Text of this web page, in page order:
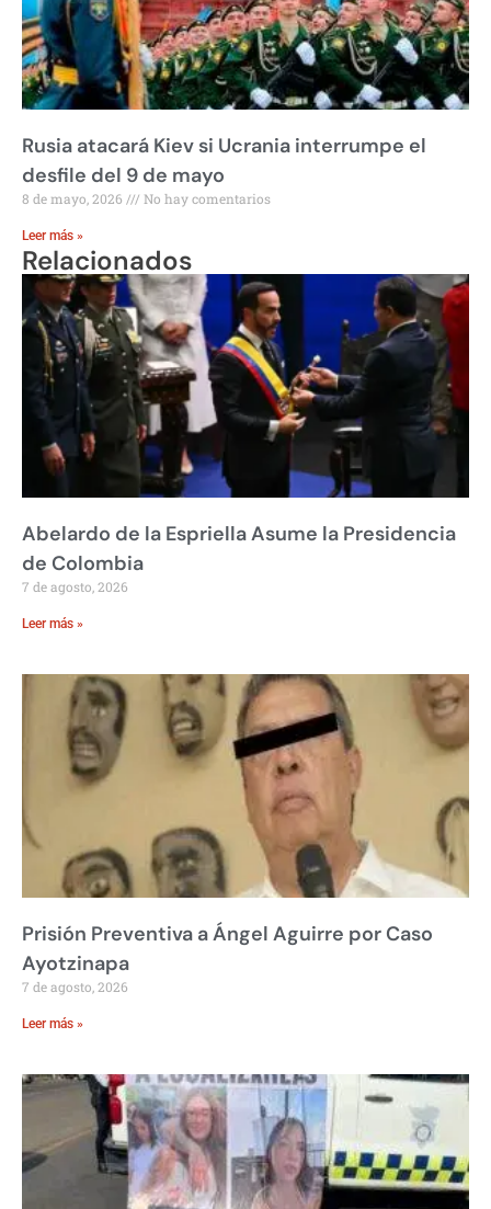
Rusia atacará Kiev si Ucrania interrumpe el
desfile del 9 de mayo
8 de mayo, 2026 No hay comentarios
Leer más »
Relacionados
Abelardo de la Espriella Asume la Presidencia
de Colombia
7 de agosto, 2026
Leer más »
Prisión Preventiva a Ángel Aguirre por Caso
Ayotzinapa
7 de agosto, 2026
Leer más »